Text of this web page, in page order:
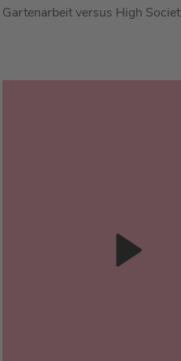
Gartenarbeit versus High